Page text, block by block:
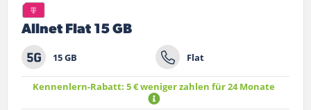
Allnet Flat 15 GB
15 GB Flat
Kennenlern-Rabatt: 5 € weniger zahlen für 24 Monate